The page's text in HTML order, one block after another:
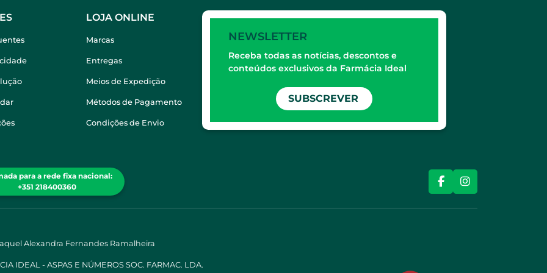
LOJA ONLINE
Marcas
Entregas
Meios de Expedição
Métodos de Pagamento
Condições de Envio
NEWSLETTER
Receba todas as notícias, descontos e
conteúdos exclusivos da Farmácia Ideal
SUBSCREVER
para a rede fixa nacional:
+351 218400360
Alexandra Fernandes Ramalheira
IDEAL - ASPAS E NÚMEROS SOC. FARMAC. LDA.